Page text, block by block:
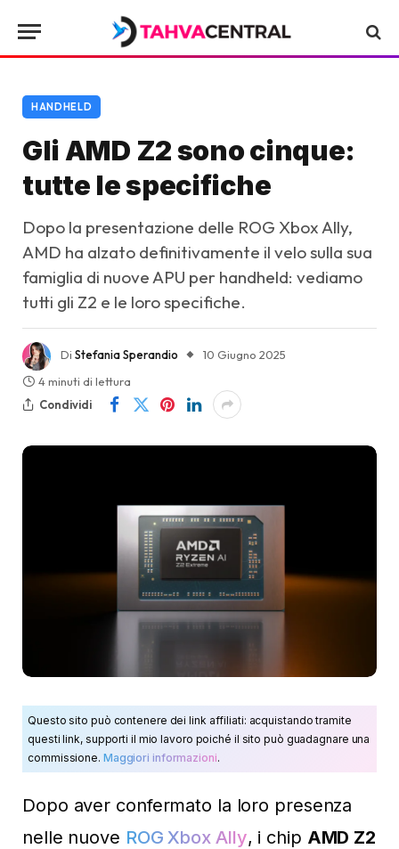
HANDHELD
Gli AMD Z2 sono cinque:
tutte le specifiche
Dopo la presentazione delle ROG Xbox Ally,
AMD ha alzato definitivamente il velo sulla sua
famiglia di nuove APU per handheld: vediamo
tutti gli Z2 e le loro specifiche.
Di Stefania Sperandio
10 Giugno 2025
4 minuti di lettura
Condividi
Questo sito può contenere dei link affiliati: acquistando tramite
questi link, supporti il mio lavoro poiché il sito può guadagnare una
commissione. Maggiori informazioni.
Dopo aver confermato la loro presenza
nelle nuove ROG Xbox Ally, i chip AMD Z2